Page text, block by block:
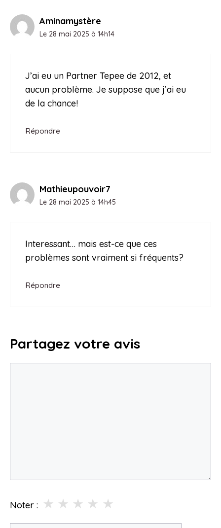
Aminamystère
Le 28 mai 2025 à 14h14
J’ai eu un Partner Tepee de 2012, et
aucun problème. Je suppose que j’ai eu
de la chance!
Répondre
Mathieupouvoir7
Le 28 mai 2025 à 14h45
Interessant… mais est-ce que ces
problèmes sont vraiment si fréquents?
Répondre
Partagez votre avis
Noter : ★
★
★
★
★